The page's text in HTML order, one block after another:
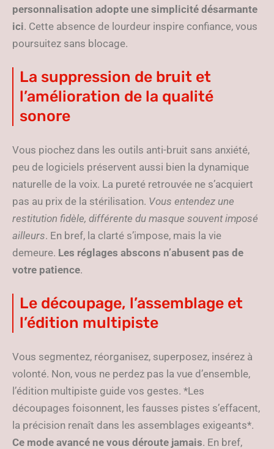
personnalisation adopte une simplicité désarmante
ici. Cette absence de lourdeur inspire confiance, vous
poursuitez sans blocage.
La suppression de bruit et
l’amélioration de la qualité
sonore
Vous piochez dans les outils anti-bruit sans anxiété,
peu de logiciels préservent aussi bien la dynamique
naturelle de la voix. La pureté retrouvée ne s’acquiert
pas au prix de la stérilisation. Vous entendez une
restitution fidèle, différente du masque souvent imposé
ailleurs. En bref, la clarté s’impose, mais la vie
demeure. Les réglages abscons n’abusent pas de
votre patience.
Le découpage, l’assemblage et
l’édition multipiste
Vous segmentez, réorganisez, superposez, insérez à
volonté. Non, vous ne perdez pas la vue d’ensemble,
l’édition multipiste guide vos gestes. *Les
découpages foisonnent, les fausses pistes s’effacent,
la précision renaît dans les assemblages exigeants*.
Ce mode avancé ne vous déroute jamais. En bref,